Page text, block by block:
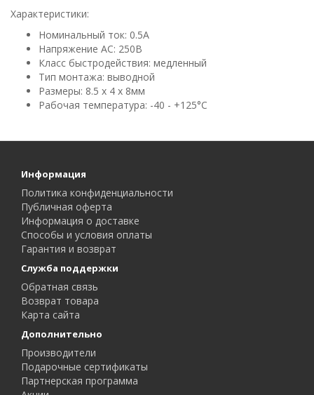
Характеристики:
Номинальный ток: 0.5А
Напряжение AC: 250В
Класс быстродействия: медленный
Тип монтажа: выводной
Размеры: 8.5 x 4 x 8мм
Рабочая температура: -40 - +125°C
Информация
Политика конфиденциальности
Публичная оферта
Информация о доставке
Способы и условия оплаты
Гарантия и возврат
Служба поддержки
Обратная связь
Возврат товара
Карта сайта
Дополнительно
Производители
Подарочные сертификаты
Партнерская программа